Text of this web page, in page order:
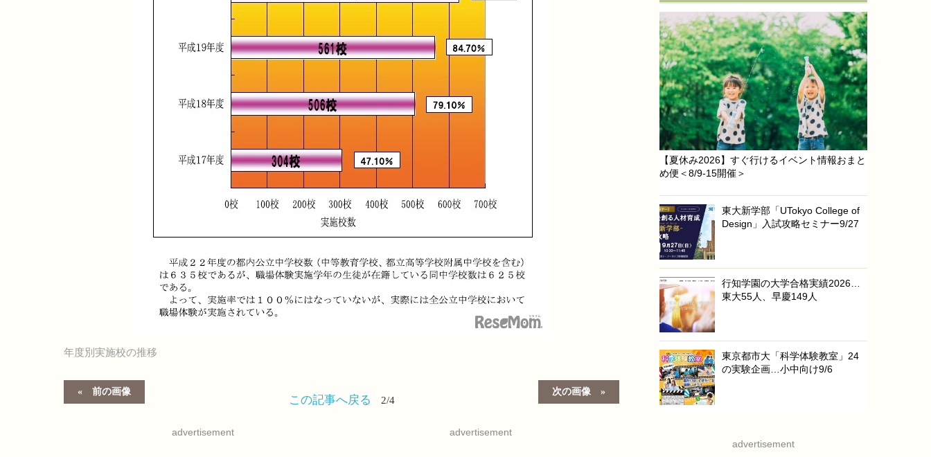
年度別実施校の推移
前の画像 次の画像
この記事へ戻る 2/4
advertisement advertisement
【夏休み2026】すぐ行けるイベント情報おまと
め便＜8/9-15開催＞
東大新学部「UTokyo College of
Design」入試攻略セミナー9/27
行知学園の大学合格実績2026…
東大55人、早慶149人
東京都市大「科学体験教室」24
の実験企画…小中向け9/6
advertisement